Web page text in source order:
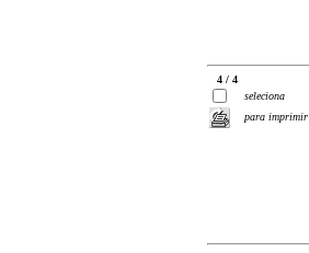
4 / 4
seleciona
para imprimir